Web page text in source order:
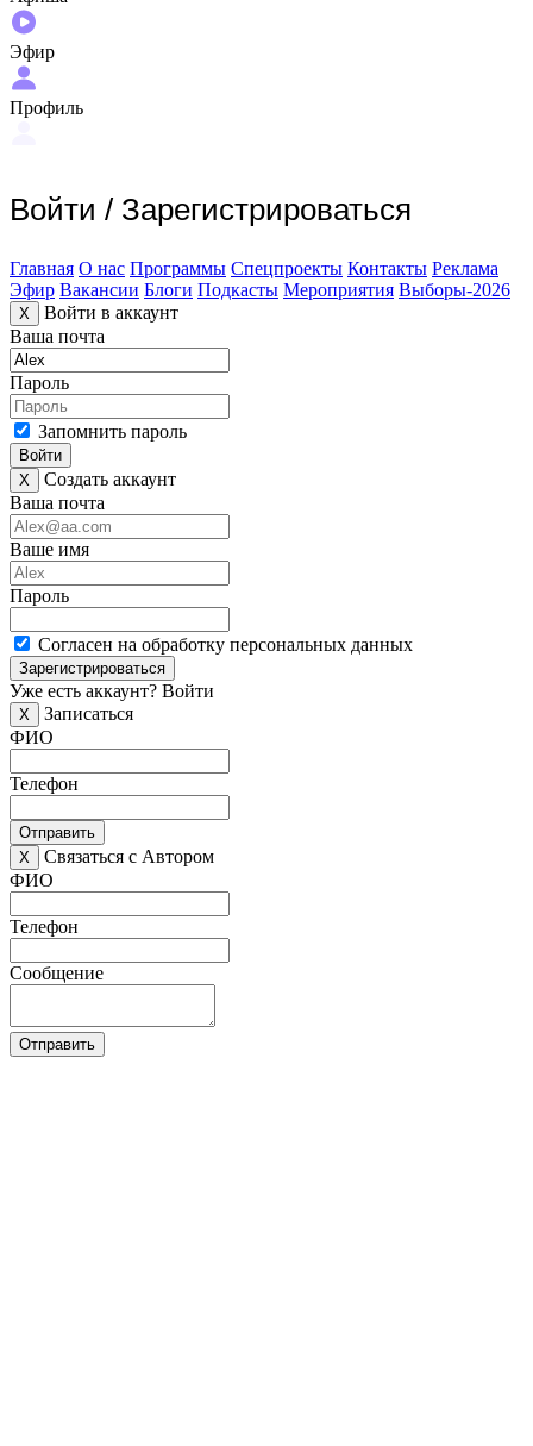
Эфир
Профиль
Войти / Зарегистрироваться
Главная О нас Программы Спецпроекты Контакты Реклама
Эфир Вакансии Блоги Подкасты Мероприятия Выборы-2026
X
Войти в аккаунт
Ваша почта
Пароль
Запомнить пароль
Войти
X
Создать аккаунт
Ваша почта
Ваше имя
Пароль
Согласен на обработку персональных данных
Зарегистрироваться
Уже есть аккаунт? Войти
X
Записаться
ФИО
Телефон
Отправить
X
Связаться с Автором
ФИО
Телефон
Сообщение
Отправить